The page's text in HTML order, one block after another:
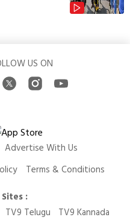
US ON
Advertise With Us
Terms & Conditions
:
TV9 Telugu
TV9 Kannada